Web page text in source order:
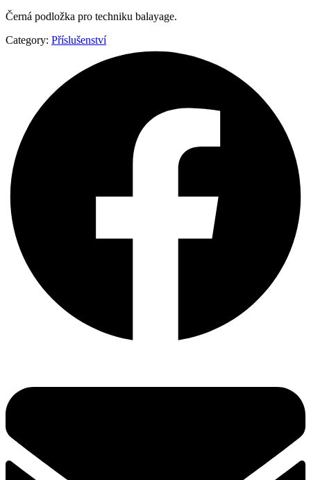
Černá podložka pro techniku balayage.
Category: Příslušenství